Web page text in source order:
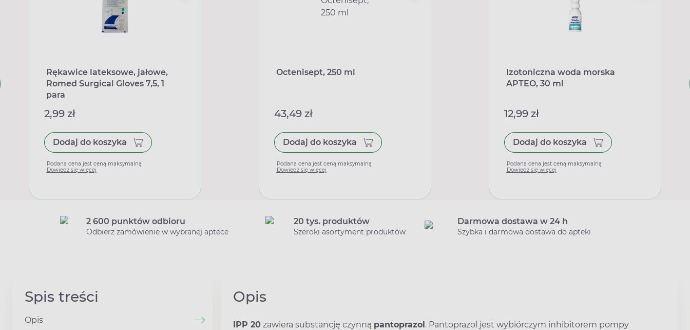
Rękawice lateksowe, jałowe,
Romed Surgical Gloves 7,5, 1
para
2,99 zł
Dodaj do koszyka
Podana cena jest ceną maksymalną
Dowiedz się więcej
Octenisept, 250 ml
43,49 zł
Dodaj do koszyka
Podana cena jest ceną maksymalną
Dowiedz się więcej
Izotoniczna woda morska
APTEO, 30 ml
12,99 zł
Dodaj do koszyka
Podana cena jest ceną maksymalną
Dowiedz się więcej
2 600 punktów odbioru
Odbierz zamówienie w wybranej aptece
20 tys. produktów
Szeroki asortyment produktów
Darmowa dostawa w 24 h
Szybka i darmowa dostawa do apteki
Spis treści
Opis
Opis
IPP 20 zawiera substancję czynną pantoprazol. Pantoprazol jest wybiórczym inhibitorem pompy